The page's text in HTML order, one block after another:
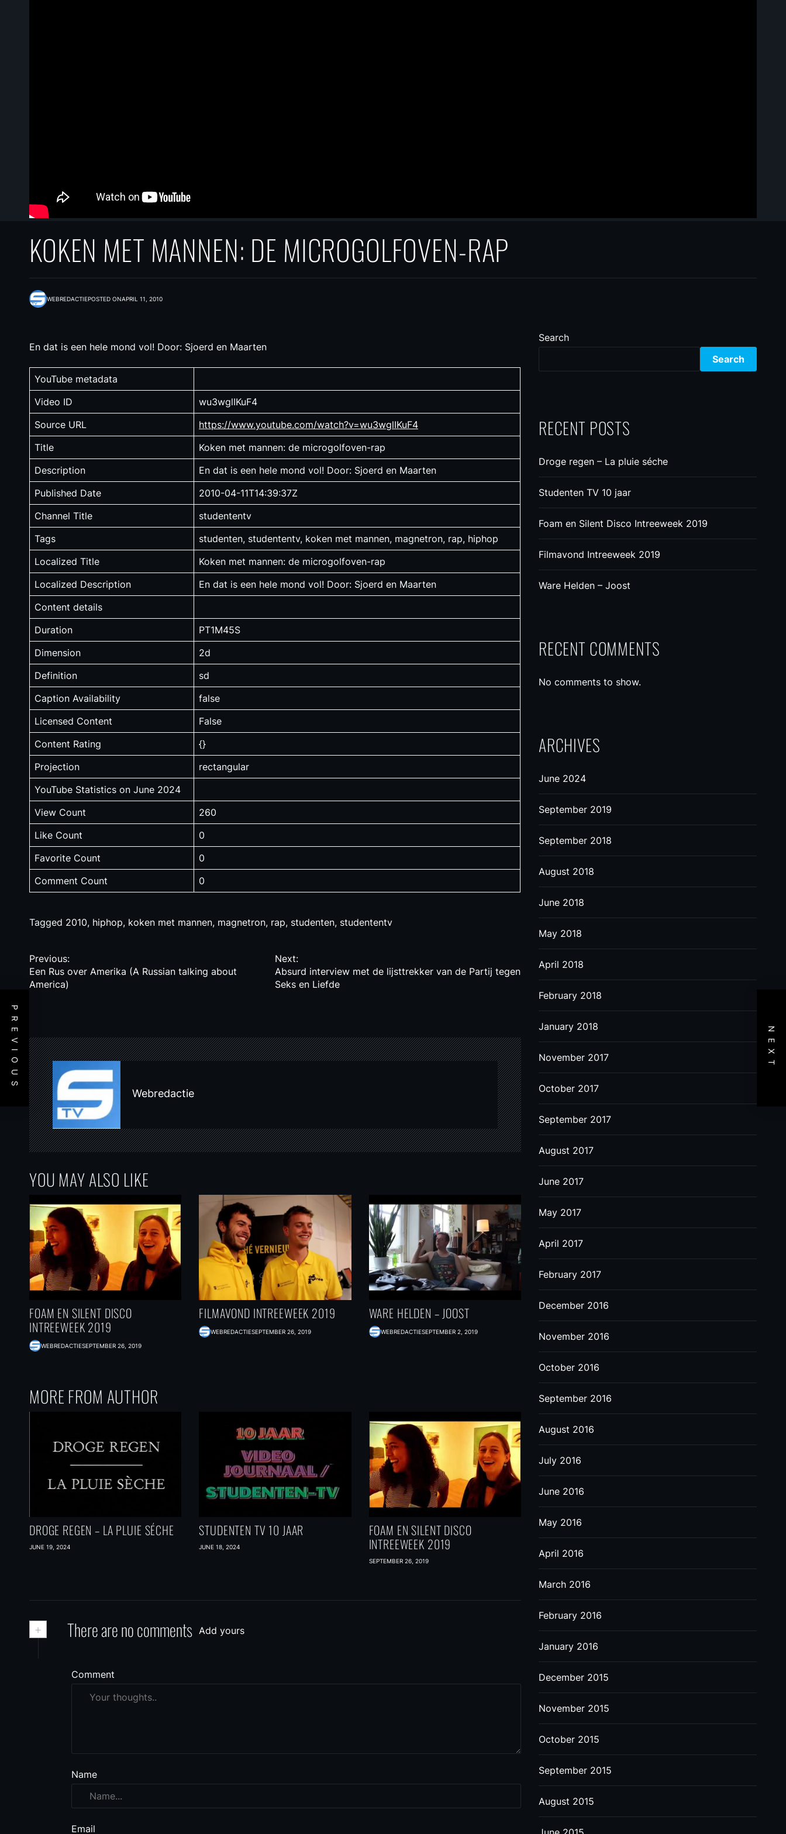
KOKEN MET MANNEN: DE MICROGOLFOVEN-RAP
WEBREDACTIEPOSTED ONAPRIL 11, 2010
En dat is een hele mond vol! Door: Sjoerd en Maarten
YouTube metadata
Video ID
wu3wglIKuF4
Source URL
https://www.youtube.com/watch?v=wu3wglIKuF4
Title
Koken met mannen: de microgolfoven-rap
Description
En dat is een hele mond vol! Door: Sjoerd en Maarten
Published Date
2010-04-11T14:39:37Z
Channel Title
studententv
Tags
studenten, studententv, koken met mannen, magnetron, rap, hiphop
Localized Title
Koken met mannen: de microgolfoven-rap
Localized Description
En dat is een hele mond vol! Door: Sjoerd en Maarten
Content details
Duration
PT1M45S
Dimension
2d
Definition
sd
Caption Availability
false
Licensed Content
False
Content Rating
{}
Projection
rectangular
YouTube Statistics on June 2024
View Count
260
Like Count
0
Favorite Count
0
Comment Count
0
Tagged 2010, hiphop, koken met mannen, magnetron, rap, studenten, studententv
P
o
n
a
v
i
g
a
t
i
o
n
Previous:
Een Rus over Amerika (A Russian talking about
America)
Next:
Absurd interview met de lijsttrekker van de Partij tegen
Seks en Liefde
Webredactie
YOU MAY ALSO LIKE
FOAM EN SILENT DISCO
INTREEWEEK 2019
WEBREDACTIESEPTEMBER 26, 2019
FILMAVOND INTREEWEEK 2019
WEBREDACTIESEPTEMBER 26, 2019
WARE HELDEN – JOOST
WEBREDACTIESEPTEMBER 2, 2019
MORE FROM AUTHOR
DROGE REGEN – LA PLUIE SÉCHE
JUNE 19, 2024
STUDENTEN TV 10 JAAR
JUNE 18, 2024
FOAM EN SILENT DISCO
INTREEWEEK 2019
SEPTEMBER 26, 2019
+ There are no comments Add yours
Comment
Name
Email
Search
Search
RECENT POSTS
Droge regen – La pluie séche
Studenten TV 10 jaar
Foam en Silent Disco Intreeweek 2019
Filmavond Intreeweek 2019
Ware Helden – Joost
RECENT COMMENTS
No comments to show.
ARCHIVES
June 2024
September 2019
September 2018
August 2018
June 2018
May 2018
April 2018
February 2018
January 2018
November 2017
October 2017
September 2017
August 2017
June 2017
May 2017
April 2017
February 2017
December 2016
November 2016
October 2016
September 2016
August 2016
July 2016
June 2016
May 2016
April 2016
March 2016
February 2016
January 2016
December 2015
November 2015
October 2015
September 2015
August 2015
PREVIOUS NEXT